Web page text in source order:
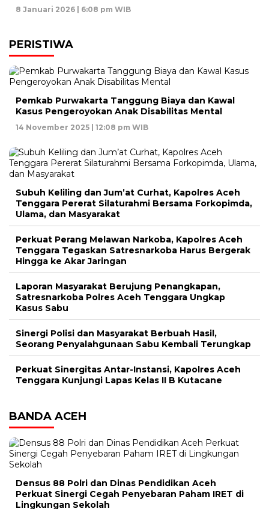
8 Januari 2026 | 6:08 pm WIB
PERISTIWA
Pemkab Purwakarta Tanggung Biaya dan Kawal
Kasus Pengeroyokan Anak Disabilitas Mental
14 November 2025 | 12:08 pm WIB
Subuh Keliling dan Jum’at Curhat, Kapolres Aceh
Tenggara Pererat Silaturahmi Bersama Forkopimda,
Ulama, dan Masyarakat
Perkuat Perang Melawan Narkoba, Kapolres Aceh
Tenggara Tegaskan Satresnarkoba Harus Bergerak
Hingga ke Akar Jaringan
Laporan Masyarakat Berujung Penangkapan,
Satresnarkoba Polres Aceh Tenggara Ungkap
Kasus Sabu
Sinergi Polisi dan Masyarakat Berbuah Hasil,
Seorang Penyalahgunaan Sabu Kembali Terungkap
Perkuat Sinergitas Antar-Instansi, Kapolres Aceh
Tenggara Kunjungi Lapas Kelas II B Kutacane
BANDA ACEH
Densus 88 Polri dan Dinas Pendidikan Aceh
Perkuat Sinergi Cegah Penyebaran Paham IRET di
Lingkungan Sekolah